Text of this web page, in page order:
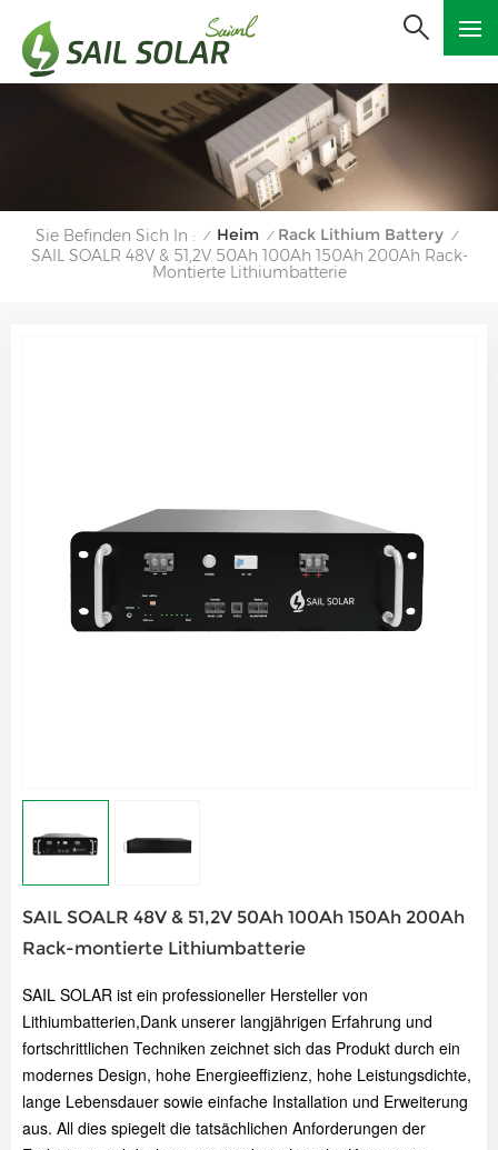
Sie Befinden Sich In : / Heim / Rack Lithium Battery /
SAIL SOALR 48V & 51,2V 50Ah 100Ah 150Ah 200Ah Rack-
Montierte Lithiumbatterie
SAIL SOALR 48V & 51,2V 50Ah 100Ah 150Ah 200Ah
Rack-montierte Lithiumbatterie
SAIL SOLAR ist ein professioneller Hersteller von
Lithiumbatterien,Dank unserer langjährigen Erfahrung und
fortschrittlichen Techniken zeichnet sich das Produkt durch ein
modernes Design, hohe Energieeffizienz, hohe Leistungsdichte,
lange Lebensdauer sowie einfache Installation und Erweiterung
aus. All dies spiegelt die tatsächlichen Anforderungen der